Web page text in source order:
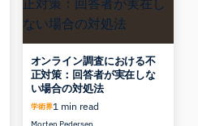
オンライン調査における不
正対策：回答者が実在しな
い場合の対処法
学術界1 min read